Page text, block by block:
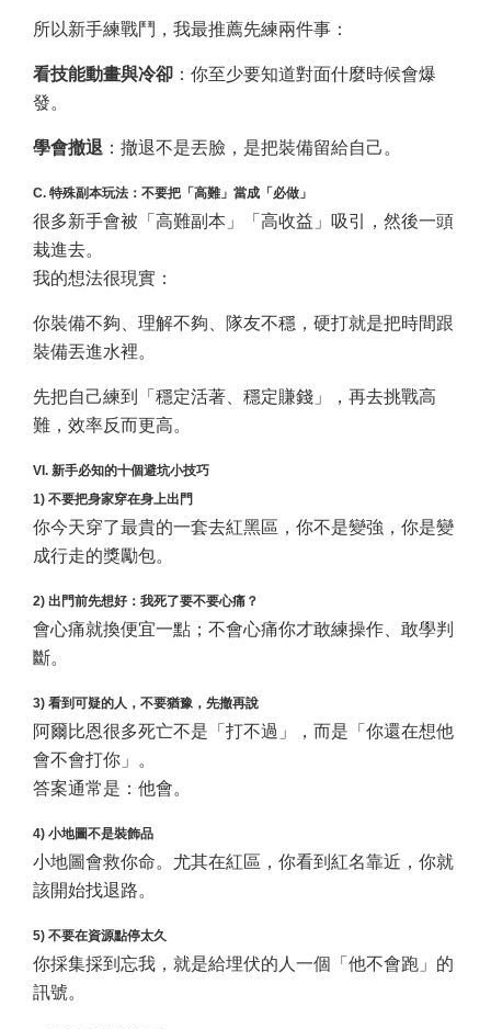
所以新手練戰鬥，我最推薦先練兩件事：
看技能動畫與冷卻 ：你至少要知道對面什麼時候會爆
發。
學會撤退 ：撤退不是丟臉，是把裝備留給自己。
C. 特殊副本玩法：不要把「高難」當成「必做」
很多新手會被「高難副本」「高收益」吸引，然後一頭
栽進去。
我的想法很現實：
你裝備不夠、理解不夠、隊友不穩，硬打就是把時間跟
裝備丟進水裡。
先把自己練到「穩定活著、穩定賺錢」，再去挑戰高
難，效率反而更高。
VI. 新手必知的十個避坑小技巧
1) 不要把身家穿在身上出門
你今天穿了最貴的一套去紅黑區，你不是變強，你是變
成行走的獎勵包。
2) 出門前先想好：我死了要不要心痛？
會心痛就換便宜一點；不會心痛你才敢練操作、敢學判
斷。
3) 看到可疑的人，不要猶豫，先撤再說
阿爾比恩很多死亡不是「打不過」，而是「你還在想他
會不會打你」。
答案通常是：他會。
4) 小地圖不是裝飾品
小地圖會救你命。尤其在紅區，你看到紅名靠近，你就
該開始找退路。
5) 不要在資源點停太久
你採集採到忘我，就是給埋伏的人一個「他不會跑」的
訊號。